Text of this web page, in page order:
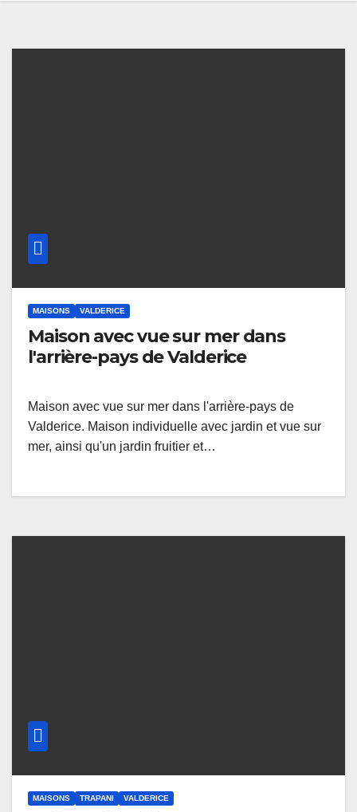
MAISONS VALDERICE
Maison avec vue sur mer dans
l'arrière-pays de Valderice
Maison avec vue sur mer dans l'arrière-pays de
Valderice. Maison individuelle avec jardin et vue sur
mer, ainsi qu'un jardin fruitier et…
MAISONS TRAPANI VALDERICE